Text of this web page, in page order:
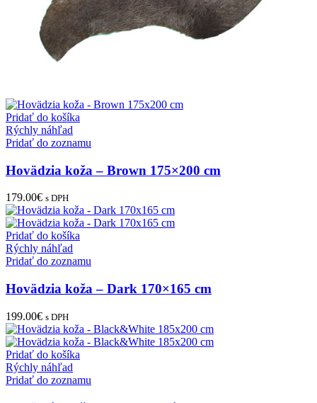
Pridať do košíka
Rýchly náhľad
Pridať do zoznamu
Hovädzia koža – Brown 175×200 cm
179.00€ s DPH
Pridať do košíka
Rýchly náhľad
Pridať do zoznamu
Hovädzia koža – Dark 170×165 cm
199.00€ s DPH
Pridať do košíka
Rýchly náhľad
Pridať do zoznamu